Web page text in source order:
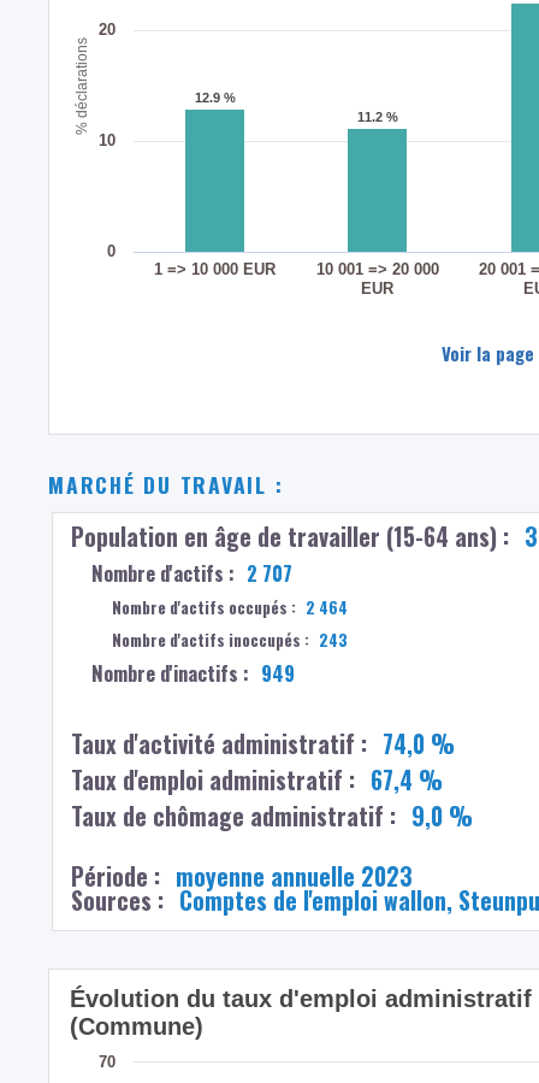
% déclarations
1 => 10 000 EUR
10 001 => 20 000
EUR
20 001
0
10
20
12.9 %
12.9 %
11.2 %
11.2 %
Voir la
MARCHÉ DU TRAVAIL :
Population en âge de travailler (15-64 ans) :
Nombre d'actifs : 2 707
Nombre d'actifs occupés : 2 464
Nombre d'actifs inoccupés : 243
Nombre d'inactifs : 949
Taux d'activité administratif : 74,0 %
Taux d'emploi administratif : 67,4 %
Taux de chômage administratif : 9,0 %
Période : moyenne annuelle 2023
Sources : Comptes de l'emploi wallon,
Évolution du taux d'emploi administratif
(Commune)
70